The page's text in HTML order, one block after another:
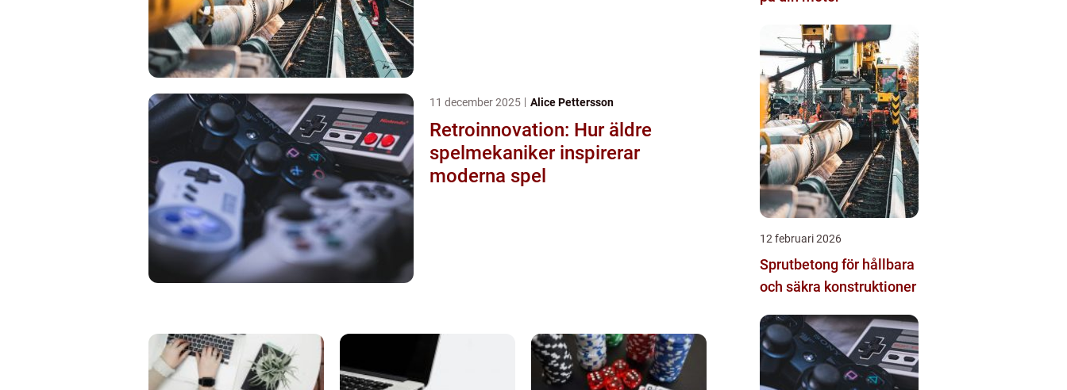
11 december 2025 Alice Pettersson
Retroinnovation: Hur äldre
spelmekaniker inspirerar
moderna spel
12 februari 2026
Sprutbetong för hållbara
och säkra konstruktioner